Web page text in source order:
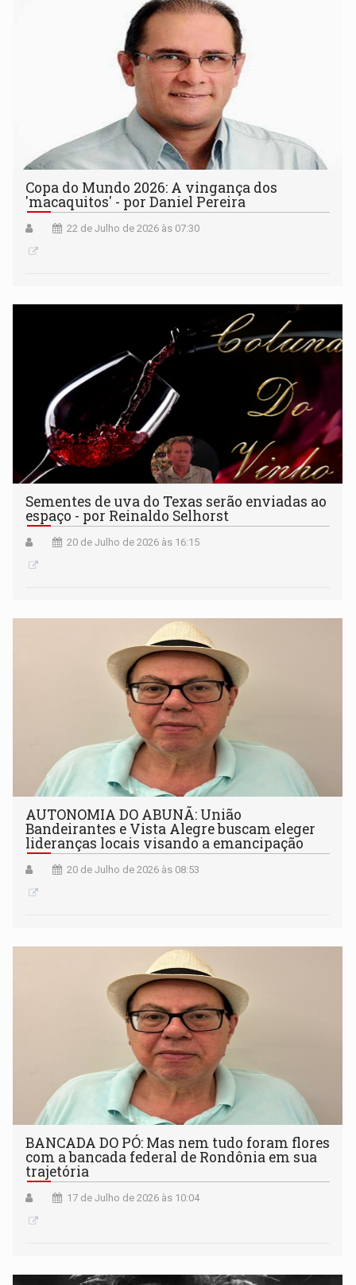
Copa do Mundo 2026: A vingança dos
'macaquitos' - por Daniel Pereira
22 de Julho de 2026 às 07:30
Sementes de uva do Texas serão enviadas ao
espaço - por Reinaldo Selhorst
20 de Julho de 2026 às 16:15
AUTONOMIA DO ABUNÃ: União
Bandeirantes e Vista Alegre buscam eleger
lideranças locais visando a emancipação
20 de Julho de 2026 às 08:53
BANCADA DO PÓ: Mas nem tudo foram flores
com a bancada federal de Rondônia em sua
trajetória
17 de Julho de 2026 às 10:04